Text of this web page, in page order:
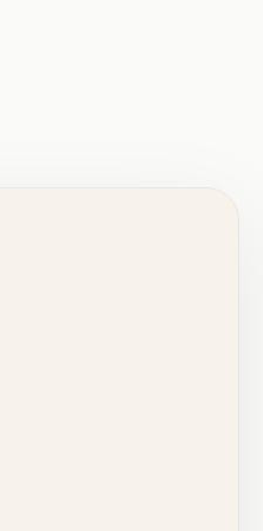
.   x   .   .   .   .
.   .   x   .   .   .
x   .   .   .   :   .
.   .   .   .   .   x
.   .   :   .   .   .
.   .   .   x   .   .
o   .   .   .   .   .
.   .   .   .   .   .
.   .   x   .   .   .
.   .   .   .   x   .